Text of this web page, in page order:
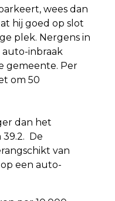
wees dan
hij goed op slot
plek. Nergens in
auto-inbraak
gemeente. Per
om 50
dan het
De
van
een auto-